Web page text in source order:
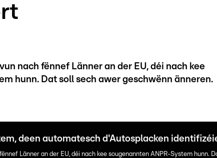
nach fënnef Länner an der EU, déi nach kee
hunn. Dat soll sech awer geschwënn änneren.
deen automatesch d'Autosplacken
Länner an der EU, déi nach kee sougenannten ANPR-System hunn.